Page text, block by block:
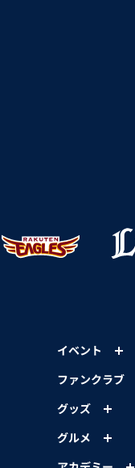
イベント
ファンクラブ
グッズ
グルメ